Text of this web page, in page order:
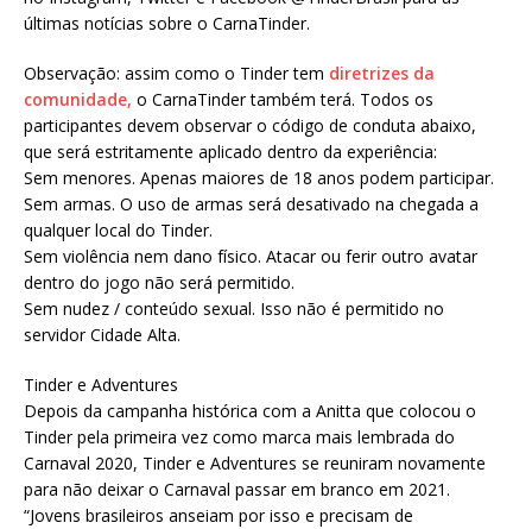
últimas notícias sobre o CarnaTinder.
Observação: assim como o Tinder tem diretrizes da
comunidade, o CarnaTinder também terá. Todos os
participantes devem observar o código de conduta abaixo,
que será estritamente aplicado dentro da experiência:
Sem menores. Apenas maiores de 18 anos podem participar.
Sem armas. O uso de armas será desativado na chegada a
qualquer local do Tinder.
Sem violência nem dano físico. Atacar ou ferir outro avatar
dentro do jogo não será permitido.
Sem nudez / conteúdo sexual. Isso não é permitido no
servidor Cidade Alta.
Tinder e Adventures
Depois da campanha histórica com a Anitta que colocou o
Tinder pela primeira vez como marca mais lembrada do
Carnaval 2020, Tinder e Adventures se reuniram novamente
para não deixar o Carnaval passar em branco em 2021.
“Jovens brasileiros anseiam por isso e precisam de